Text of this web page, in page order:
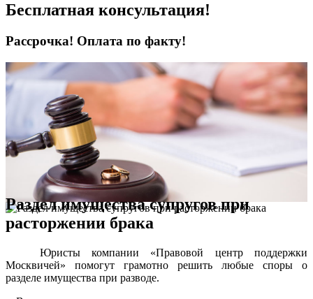
Бесплатная консультация!
Рассрочка! Оплата по факту!
Раздел имущества супругов при
расторжении брака
Юристы компании «Правовой центр поддержки
Москвичей» помогут грамотно решить любые споры о
разделе имущества при разводе.